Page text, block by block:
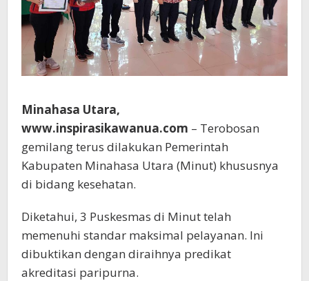
Minahasa Utara,
www.inspirasikawanua.com – Terobosan
gemilang terus dilakukan Pemerintah
Kabupaten Minahasa Utara (Minut) khususnya
di bidang kesehatan.
Diketahui, 3 Puskesmas di Minut telah
memenuhi standar maksimal pelayanan. Ini
dibuktikan dengan diraihnya predikat
akreditasi paripurna.